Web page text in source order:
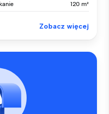
120 m²
Zobacz więcej